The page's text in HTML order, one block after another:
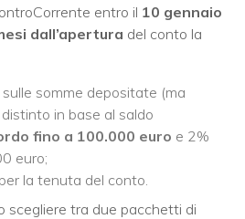
entro il 10 gennaio
dall’apertura del conto la
somme depositate (ma
in base al saldo
fino a 100.000 euro e 2%
euro;
per la tenuta del conto.
scegliere tra due pacchetti di